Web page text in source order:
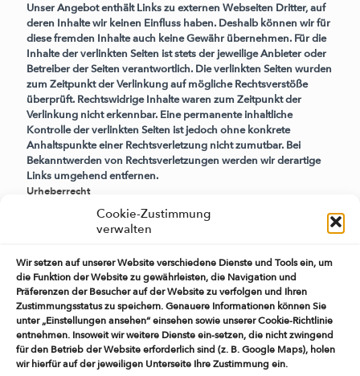
Cookie-Zustimmung
verwalten
Wir setzen auf unserer Website verschiedene Dienste und Tools ein, um
die Funktion der Website zu gewährleisten, die Navigation und
Präferenzen der Besucher auf der Website zu verfolgen und Ihren
Zustimmungsstatus zu speichern. Genauere Informationen können Sie
unter „Einstellungen ansehen“ einsehen sowie unserer Cookie-Richtlinie
entnehmen. Insoweit wir weitere Dienste ein-setzen, die nicht zwingend
für den Betrieb der Website erforderlich sind (z. B. Google Maps), holen
wir hierfür auf der jeweiligen Unterseite Ihre Zustimmung ein.
Unser Angebot enthält Links zu externen Webseiten Dritter, auf
deren Inhalte wir keinen Einfluss haben. Deshalb können wir für
diese fremden Inhalte auch keine Gewähr übernehmen. Für die
Inhalte der verlinkten Seiten ist stets der jeweilige Anbieter oder
Betreiber der Seiten verantwortlich. Die verlinkten Seiten wurden
zum Zeitpunkt der Verlinkung auf mögliche Rechtsverstöße
überprüft. Rechtswidrige Inhalte waren zum Zeitpunkt der
Verlinkung nicht erkennbar. Eine permanente inhaltliche
Kontrolle der verlinkten Seiten ist jedoch ohne konkrete
Anhaltspunkte einer Rechtsverletzung nicht zumutbar. Bei
Bekanntwerden von Rechtsverletzungen werden wir derartige
Links umgehend entfernen.
Urheberrecht
Die durch die Seitenbetreiber erstellten Inhalte und Werke auf
diesen Seiten unterliegen dem deutschen Urheberrecht. Die
Verwertung außerhalb der Grenzen des Urheberrechtes
bedürfen der schriftlichen Zustimmung des jeweiligen Autors
bzw. Erstellers. Downloads und Kopien dieser Seite sind nur für
den privaten, nicht kommerziellen Gebrauch gestattet. Soweit
die Inhalte auf dieser Seite nicht vom Betreiber erstellt wurden,
werden die Urheberrechte Dritter beachtet. Insbesondere
werden Inhalte Dritter als solche gekennzeichnet. Sollten Sie
trotzdem auf eine Urheberrechtsverletzung aufmerksam